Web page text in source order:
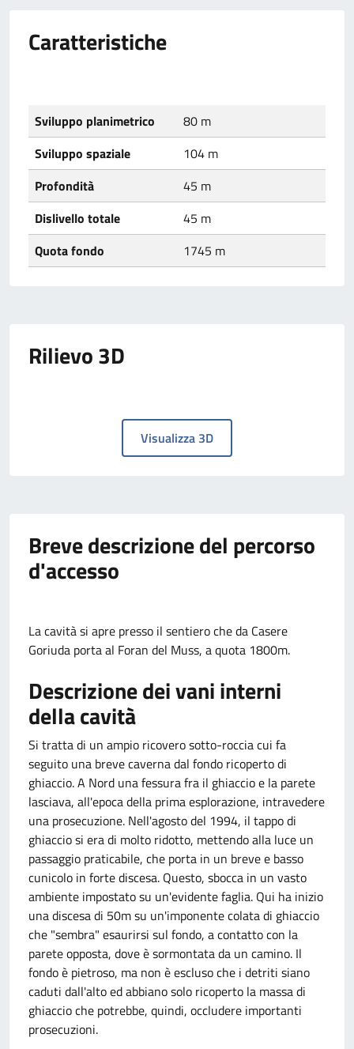
Caratteristiche
Sviluppo planimetrico
80 m
Sviluppo spaziale
104 m
Profondità
45 m
Dislivello totale
45 m
Quota fondo
1745 m
Rilievo 3D
Visualizza 3D
Breve descrizione del percorso
d'accesso
La cavità si apre presso il sentiero che da Casere
Goriuda porta al Foran del Muss, a quota 1800m.
Descrizione dei vani interni
della cavità
Si tratta di un ampio ricovero sotto-roccia cui fa
seguito una breve caverna dal fondo ricoperto di
ghiaccio. A Nord una fessura fra il ghiaccio e la parete
lasciava, all'epoca della prima esplorazione, intravedere
una prosecuzione. Nell'agosto del 1994, il tappo di
ghiaccio si era di molto ridotto, mettendo alla luce un
passaggio praticabile, che porta in un breve e basso
cunicolo in forte discesa. Questo, sbocca in un vasto
ambiente impostato su un'evidente faglia. Qui ha inizio
una discesa di 50m su un'imponente colata di ghiaccio
che "sembra" esaurirsi sul fondo, a contatto con la
parete opposta, dove è sormontata da un camino. Il
fondo è pietroso, ma non è escluso che i detriti siano
caduti dall'alto ed abbiano solo ricoperto la massa di
ghiaccio che potrebbe, quindi, occludere importanti
prosecuzioni.